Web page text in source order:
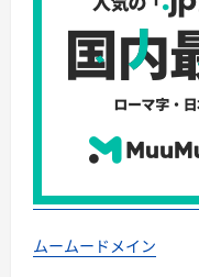
ムームードメイン